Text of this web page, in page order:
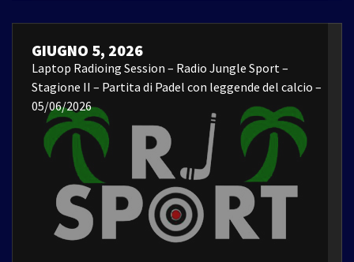
GIUGNO 5, 2026
Laptop Radioing Session – Radio Jungle Sport –
Stagione II – Partita di Padel con leggende del calcio –
05/06/2026